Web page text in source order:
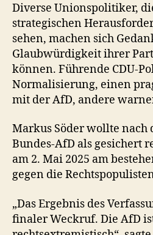
Diverse Unionspolitiker,
strategischen
sehen, machen sich
Glaubwürdigkeit ihrer
können. Führende CDU-
Normalisierung, einen
mit der AfD, andere
Markus Söder wollte nach
Bundes-AfD als gesichert
am 2. Mai 2025 am
gegen die
„Das Ergebnis des
finaler Weckruf. Die AfD